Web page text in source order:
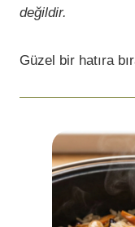
değildir.
Güzel bir hatıra